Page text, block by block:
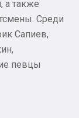
а также
Среди
Сапиев,
певцы